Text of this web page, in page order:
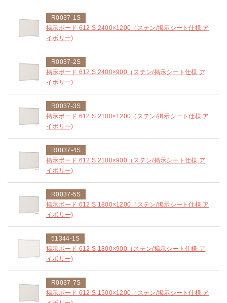
R0037-1S
掲示ボード 612 S 2400×1200（ステン/掲示シート仕様 ア
イボリー)
R0037-2S
掲示ボード 612 S 2400×900（ステン/掲示シート仕様 ア
イボリー)
R0037-3S
掲示ボード 612 S 2100×1200（ステン/掲示シート仕様 ア
イボリー)
R0037-4S
掲示ボード 612 S 2100×900（ステン/掲示シート仕様 ア
イボリー)
R0037-5S
掲示ボード 612 S 1800×1200（ステン/掲示シート仕様 ア
イボリー)
51344-1S
掲示ボード 612 S 1800×900（ステン/掲示シート仕様 ア
イボリー)
R0037-7S
掲示ボード 612 S 1500×1200（ステン/掲示シート仕様 ア